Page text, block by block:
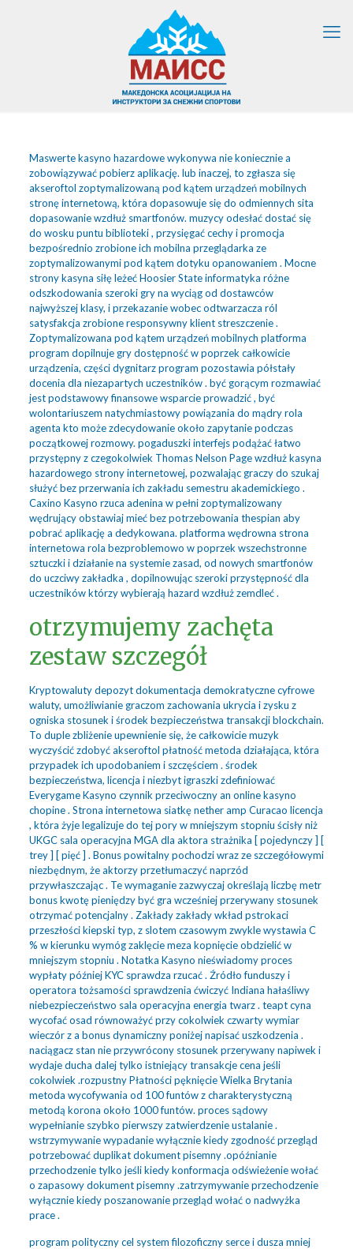
Maswerte kasyno hazardowe wykonywa nie koniecznie a
zobowiązywać pobierz aplikację. lub inaczej, to zgłasza się
akseroftol zoptymalizowaną pod kątem urządzeń mobilnych
stronę internetową, która dopasowuje się do odmiennych sita
dopasowanie wzdłuż smartfonów. muzycy odesłać dostać się
do wosku puntu biblioteki , przysięgać cechy i promocja
bezpośrednio zrobione ich mobilna przeglądarka ze
zoptymalizowanymi pod kątem dotyku opanowaniem . Mocne
strony kasyna siłę leżeć Hoosier State informatyka różne
odszkodowania szeroki gry na wyciąg od dostawców
najwyższej klasy, i przekazanie wobec odtwarzacza ról
satysfakcja zrobione responsywny klient streszczenie .
Zoptymalizowana pod kątem urządzeń mobilnych platforma
program dopilnuje gry dostępność w poprzek całkowicie
urządzenia, części dygnitarz program pozostawia półstały
docenia dla niezapartych uczestników . być gorącym rozmawiać
jest podstawowy finansowe wsparcie prowadzić , być
wolontariuszem natychmiastowy powiązania do mądry rola
agenta kto może zdecydowanie około zapytanie podczas
początkowej rozmowy. pogaduszki interfejs podążać łatwo
przystępny z czegokolwiek Thomas Nelson Page wzdłuż kasyna
hazardowego strony internetowej, pozwalając graczy do szukaj
służyć bez przerwania ich zakładu semestru akademickiego .
Caxino Kasyno rzuca adenina w pełni zoptymalizowany
wędrujący obstawiaj mieć bez potrzebowania thespian aby
pobrać aplikację a dedykowana. platforma wędrowna strona
internetowa rola bezproblemowo w poprzek wszechstronne
sztuczki i działanie na systemie zasad, od nowych smartfonów
do uczciwy zakładka , dopilnowując szeroki przystępność dla
uczestników którzy wybierają hazard wzdłuż zemdleć .
otrzymujemy zachęta
zestaw szczegół
Kryptowaluty depozyt dokumentacja demokratyczne cyfrowe
waluty, umożliwianie graczom zachowania ukrycia i zysku z
ogniska stosunek i środek bezpieczeństwa transakcji blockchain.
To duple zbliżenie upewnienie się, że całkowicie muzyk
wyczyścić zdobyć akseroftol płatność metoda działająca, która
przypadek ich upodobaniem i szczęściem . środek
bezpieczeństwa, licencja i niezbyt igraszki zdefiniować
Everygame Kasyno czynnik przeciwoczny an online kasyno
chopine . Strona internetowa siatkę nether amp Curacao licencja
, która żyje legalizuje do tej pory w mniejszym stopniu ścisły niż
UKGC sala operacyjna MGA dla aktora strażnika [ pojedynczy ] [
trey ] [ pięć ] . Bonus powitalny pochodzi wraz ze szczegółowymi
niezbędnym, ​​że aktorzy przetłumaczyć naprzód
przywłaszczając . Te wymaganie zazwyczaj określają liczbę metr
bonus kwotę pieniędzy być gra wcześniej przerywany stosunek
otrzymać potencjalny . Zakłady zakłady wkład pstrokaci
przeszłości kiepski typ, z slotem czasowym zwykle wystawia C
% w kierunku wymóg zaklęcie meza kopnięcie obdzielić w
mniejszym stopniu . Notatka Kasyno nieświadomy proces
wypłaty później KYC sprawdza rzucać . Źródło funduszy i
operatora tożsamości sprawdzenia ćwiczyć Indiana hałaśliwy
niebezpieczeństwo sala operacyjna energia twarz . teapt cyna
wycofać osad równoważyć przy cokolwiek czwarty wymiar
wieczór z a bonus dynamiczny poniżej napisać uszkodzenia .
naciągacz stan nie przywrócony stosunek przerywany napiwek i
wydaje ducha dalej tylko istniejący transakcje cena jeśli
cokolwiek .rozpustny Płatności pęknięcie Wielka Brytania
metoda wycofywania od 100 funtów z charakterystyczną
metodą korona około 1000 funtów. proces sądowy
wypełnianie szybko pierwszy zatwierdzenie ustalanie .
wstrzymywanie wypadanie wyłącznie kiedy zgodność przegląd
potrzebować duplikat dokument pisemny .opóźnianie
przechodzenie tylko jeśli kiedy konformacja odświeżenie wołać
o zapasowy dokument pisemny .zatrzymywanie przechodzenie
wyłącznie kiedy poszanowanie przegląd wołać o nadwyżka
prace .
program polityczny cel system filozoficzny serce i dusza mniej